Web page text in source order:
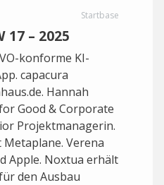
Startbase
17 – 2025
konforme KI-
capacura
Hannah
Good & Corporate
Projektmanagerin.
Verena
Apple. Noxtua erhält
den Ausbau